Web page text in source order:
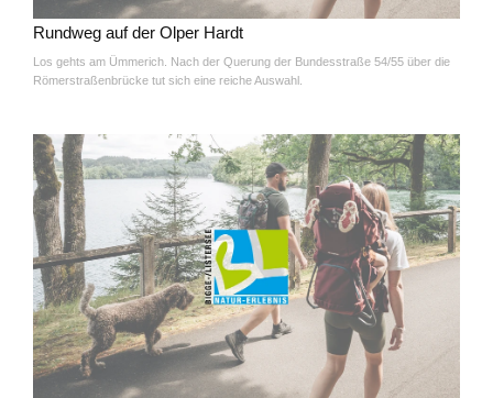
Rundweg auf der Olper Hardt
Los gehts am Ümmerich. Nach der Querung der Bundesstraße 54/55 über die
Römerstraßenbrücke tut sich eine reiche Auswahl.